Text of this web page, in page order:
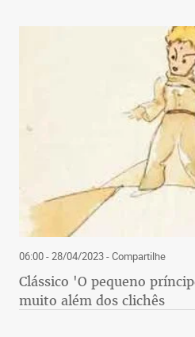
06:00 - 28/04/2023- Compartilhe
Clássico 'O pequeno
muito além dos clichês